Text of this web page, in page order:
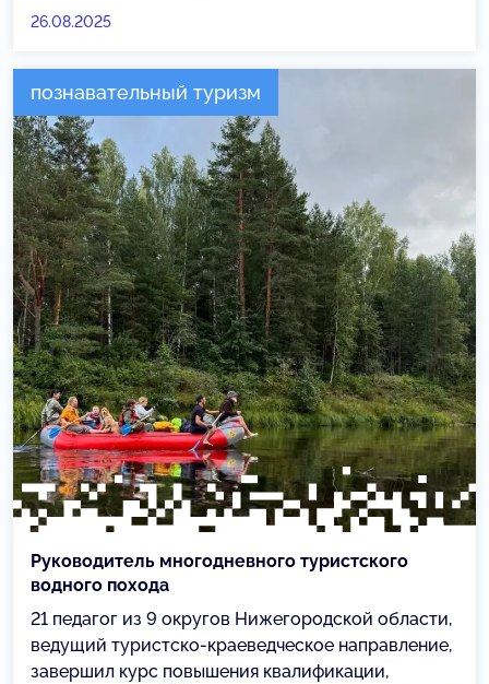
26.08.2025
познавательный туризм
Руководитель многодневного туристского
водного похода
21 педагог из 9 округов Нижегородской области,
ведущий туристско-краеведческое направление,
завершил курс повышения квалификации,